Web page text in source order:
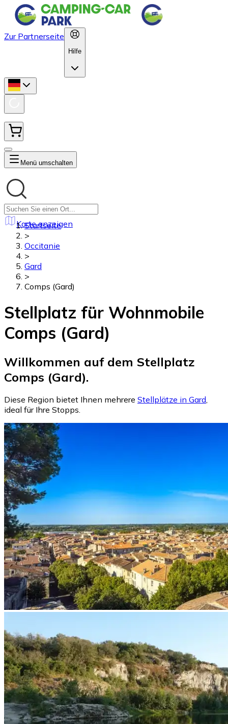
Zur Partnerseite
Hilfe
Menü umschalten
Karte anzeigen
Startseite
>
Occitanie
>
Gard
>
Comps (Gard)
Stellplatz für Wohnmobile
Comps (Gard)
Willkommen auf dem Stellplatz
Comps (Gard).
Diese Region bietet Ihnen mehrere Stellplätze in Gard,
ideal für Ihre Stopps.